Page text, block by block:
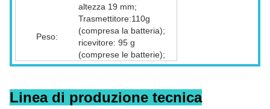
altezza 19 mm;
Peso:
Trasmettitore:110g
(compresa la batteria);
ricevitore: 95 g
(comprese le batterie);
Linea di produzione tecnica